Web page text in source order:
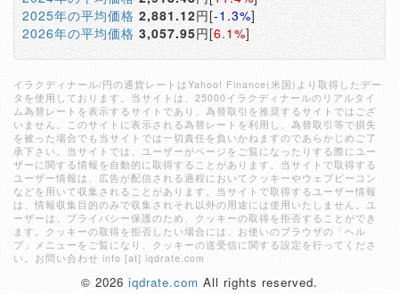
2025年の平均価格 2,881.12円[-1.3%]
2026年の平均価格 3,057.95円[6.1%]
イラクディナール/円の通貨レートはYahoo! Finance(米国)より取得したデー
タを使用しております。当サイトは、25000イラクディナールのリアルタイ
ム為替レートを表示するサイトであり、為替取引を推奨するサイトではござ
いません。このサイトに表示される為替レートを利用し、為替取引等で損失
を被った場合でも当サイトでは一切責任を負いかねますのであらかじめご了
承下さい。当サイトでは、ユーザーがページをご覧になったりする際にユー
ザーに関する情報を自動的に取得することがあります。当サイトで取得する
ユーザー情報は、広告が配信される過程においてクッキーやウェブビーコン
などを用いて収集されることがあります。当サイトで取得するユーザー情報
は、情報収集目的のみで収集されそれ以外の用途には使用いたしません。ユ
ーザーは、プライバシー保護のため、クッキーの取得を拒否することができ
ます。クッキーの取得を拒否したい場合には、お使いのブラウザの「ヘル
プ」メニューをご覧になり、クッキーの送受信に関する設定を行ってくださ
い。お問い合わせ info [at] iqdrate.com
© 2026 iqdrate.com All rights reserved.